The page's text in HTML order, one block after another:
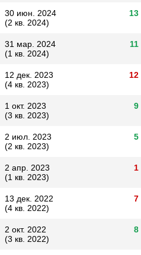
30 июн. 2024
(2 кв. 2024)
13
31 мар. 2024
(1 кв. 2024)
11
12 дек. 2023
(4 кв. 2023)
12
1 окт. 2023
(3 кв. 2023)
9
2 июл. 2023
(2 кв. 2023)
5
2 апр. 2023
(1 кв. 2023)
1
13 дек. 2022
(4 кв. 2022)
7
2 окт. 2022
(3 кв. 2022)
8